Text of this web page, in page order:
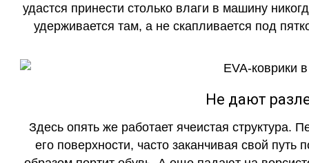
удастся принести столько влаги в машину
удерживается там, а не скапливается под
Не дают
Здесь опять же работает ячеистая структура.
его поверхности, часто заканчивая свой